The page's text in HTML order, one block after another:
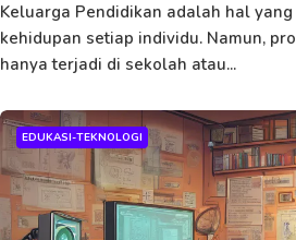
Keluarga Pendidikan adalah hal
kehidupan setiap individu. Namun,
hanya terjadi di sekolah atau...
EDUKASI-TEKNOLOGI